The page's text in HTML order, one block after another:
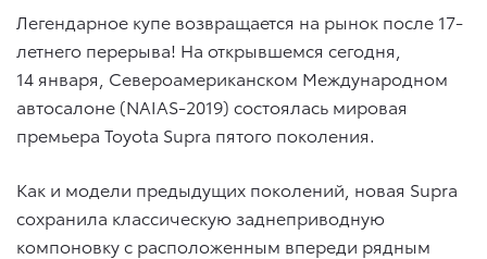
Легендарное купе возвращается на рынок после 17-
летнего перерыва! На открывшемся сегодня,
14 января, Североамериканском Международном
автосалоне (NAIAS-2019) состоялась мировая
премьера Toyota Supra пятого поколения.
Как и модели предыдущих поколений, новая Supra
сохранила классическую заднеприводную
компоновку с расположенным впереди рядным